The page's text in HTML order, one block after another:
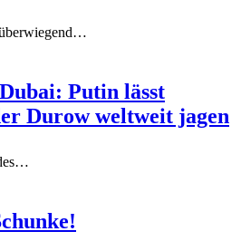
Putin lässt
Durow weltweit jagen